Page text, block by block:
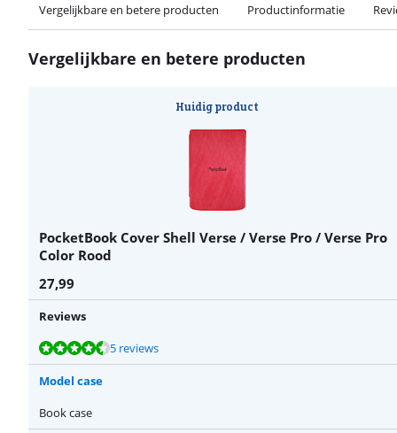
Vergelijkbare en betere producten Productinformatie
Vergelijkbare en betere producten
Huidig product
PocketBook Cover Shell Verse / Verse Pro / Verse Pro
Color Rood
27,99
Reviews
Beoordeling is 8,5 van de 10, gebaseerd op 5 reviews.
5 reviews
Beoordeling is 8,1 van de 10, gebaseerd op 13 reviews.
Beoordeling is 8,5 van de 10, gebaseerd op 13 reviews.
Model case
Book case